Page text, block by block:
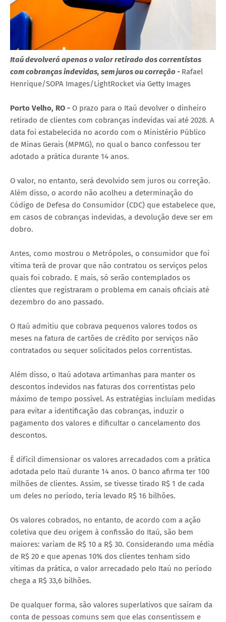
Itaú devolverá apenas o valor retirado dos correntistas
com cobranças indevidas, sem juros ou correção - Rafael
Henrique/SOPA Images/LightRocket via Getty Images
Porto Velho, RO - O prazo para o Itaú devolver o dinheiro
retirado de clientes com cobranças indevidas vai até 2028. A
data foi estabelecida no acordo com o Ministério Público
de Minas Gerais (MPMG), no qual o banco confessou ter
adotado a prática durante 14 anos.
O valor, no entanto, será devolvido sem juros ou correção.
Além disso, o acordo não acolheu a determinação do
Código de Defesa do Consumidor (CDC) que estabelece que,
em casos de cobranças indevidas, a devolução deve ser em
dobro.
Antes, como mostrou o Metrópoles, o consumidor que foi
vítima terá de provar que não contratou os serviços pelos
quais foi cobrado. E mais, só serão contemplados os
clientes que registraram o problema em canais oficiais até
dezembro do ano passado.
O Itaú admitiu que cobrava pequenos valores todos os
meses na fatura de cartões de crédito por serviços não
contratados ou sequer solicitados pelos correntistas.
Além disso, o Itaú adotava artimanhas para manter os
descontos indevidos nas faturas dos correntistas pelo
máximo de tempo possível. As estratégias incluíam medidas
para evitar a identificação das cobranças, induzir o
pagamento dos valores e dificultar o cancelamento dos
descontos.
É difícil dimensionar os valores arrecadados com a prática
adotada pelo Itaú durante 14 anos. O banco afirma ter 100
milhões de clientes. Assim, se tivesse tirado R$ 1 de cada
um deles no período, teria levado R$ 16 bilhões.
Os valores cobrados, no entanto, de acordo com a ação
coletiva que deu origem à confissão do Itaú, são bem
maiores: variam de R$ 10 a R$ 30. Considerando uma média
de R$ 20 e que apenas 10% dos clientes tenham sido
vítimas da prática, o valor arrecadado pelo Itaú no período
chega a R$ 33,6 bilhões.
De qualquer forma, são valores superlativos que saíram da
conta de pessoas comuns sem que elas consentissem e